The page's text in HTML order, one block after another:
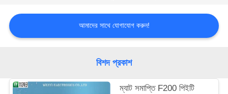
আবেদন
ম্যাপ
আমাদের সাথে যোগাযোগ করুন!
বিশদ প্রকাশ
ম্যাট সমাপ্তি F200 পিইটি